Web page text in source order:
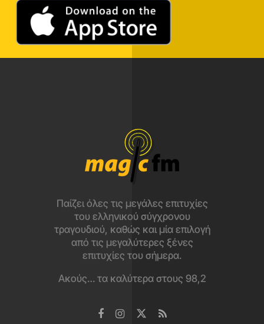
Παίζει όλες τις μεγάλες επιτυχίες
του ελληνικού σύγχρονου
τραγουδιού, καθώς και μία επιλογή
από τις μεγαλύτερες ξένες
επιτυχίες του σήμερα.
Ακούς… τα καλύτερα στους 98,2